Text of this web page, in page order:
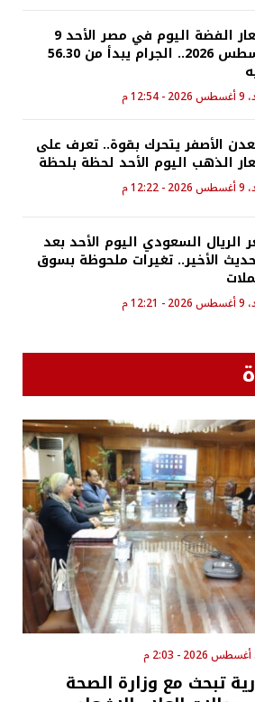
أسعار الفضة اليوم في مصر الأحد 9
أغسطس 2026.. الجرام يبدأ من 56.30
م
الأصفر يتحرك بقوة.. تعرف على
الذهب اليوم الأحد لحظة بلحظة
م
الريال السعودي اليوم الأحد بعد
الأخير.. تغيرات ملحوظة بسوق
م
تبحث مع وزارة الصحة